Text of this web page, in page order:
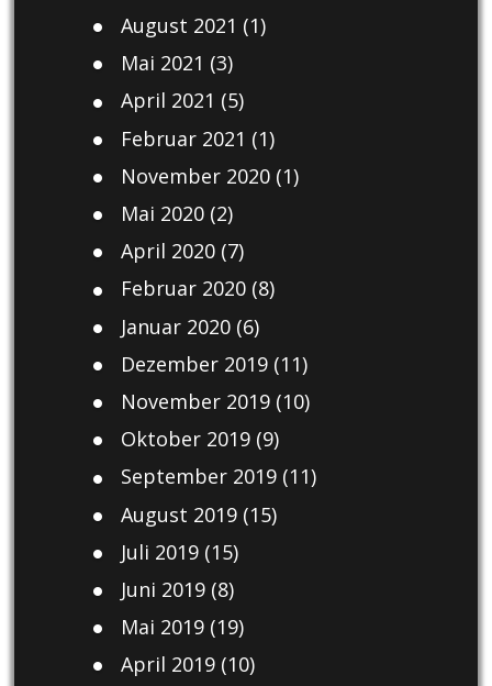
August 2021 (1)
Mai 2021 (3)
April 2021 (5)
Februar 2021 (1)
November 2020(1)
Mai 2020(2)
April 2020(7)
Februar 2020(8)
Januar 2020(6)
Dezember 2019(11)
November 2019(10)
Oktober 2019(9)
September 2019(11)
August 2019(15)
Juli 2019(15)
Juni 2019(8)
Mai 2019(19)
April 2019(10)